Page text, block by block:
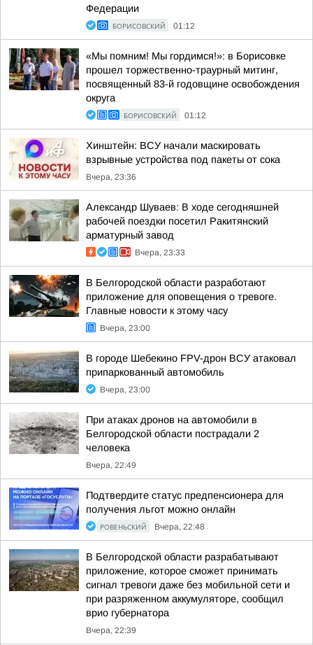
Федерации
БОРИСОВСКИЙ 01:12
«Мы помним! Мы гордимся!»: в Борисовке
прошел торжественно-траурный митинг,
посвященный 83-й годовщине освобождения
округа
БОРИСОВСКИЙ 01:12
Хинштейн: ВСУ начали маскировать
взрывные устройства под пакеты от сока
Вчера, 23:36
Александр Шуваев: В ходе сегодняшней
рабочей поездки посетил Ракитянский
арматурный завод
Вчера, 23:33
В Белгородской области разработают
приложение для оповещения о тревоге.
Главные новости к этому часу
Вчера, 23:00
В городе Шебекино FPV-дрон ВСУ атаковал
припаркованный автомобиль
Вчера, 23:00
При атаках дронов на автомобили в
Белгородской области пострадали 2
человека
Вчера, 22:49
Подтвердите статус предпенсионера для
получения льгот можно онлайн
РОВЕНЬСКИЙ Вчера, 22:48
В Белгородской области разрабатывают
приложение, которое сможет принимать
сигнал тревоги даже без мобильной сети и
при разряженном аккумуляторе, сообщил
врио губернатора
Вчера, 22:39